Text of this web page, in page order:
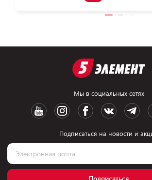
Мы в социальных сетях
Подписаться на новости и